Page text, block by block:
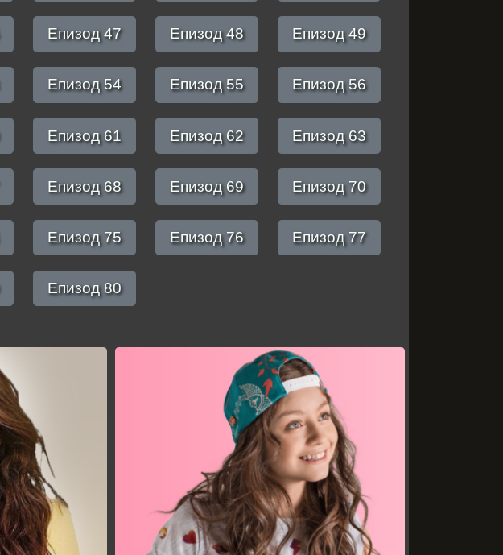
Епизод 47 Епизод 48 Епизод 49
Епизод 54 Епизод 55 Епизод 56
Епизод 61 Епизод 62 Епизод 63
Епизод 68 Епизод 69 Епизод 70
Епизод 75 Епизод 76 Епизод 77
Епизод 80